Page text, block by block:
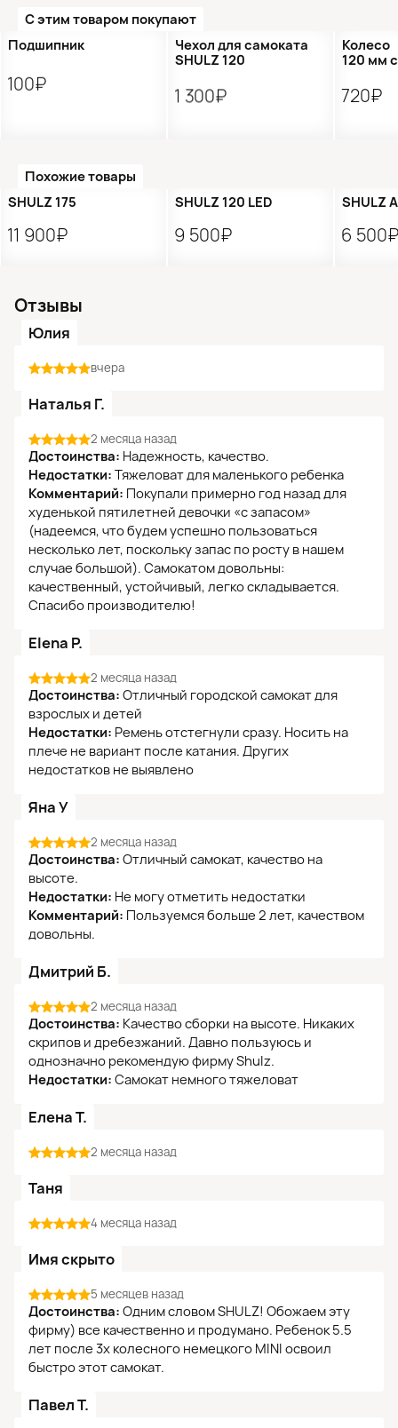
С этим товаром покупают
Подшипник
100₽
Чехол для самоката
SHULZ 120
1 300₽
Колесо
120 мм
720₽
Похожие товары
SHULZ 175
11 900₽
SHULZ 120 LED
9 500₽
SHULZ
6
Отзывы
Юлия
вчера
Наталья Г.
2 месяца назад
Достоинства: Надежность, качество.
Недостатки: Тяжеловат для маленького ребенка
Комментарий: Покупали примерно год назад для
худенькой пятилетней девочки «с запасом»
(надеемся, что будем успешно пользоваться
несколько лет, поскольку запас по росту в нашем
случае большой). Самокатом довольны:
качественный, устойчивый, легко складывается.
Спасибо производителю!
Elena P.
2 месяца назад
Достоинства: Отличный городской самокат для
взрослых и детей
Недостатки: Ремень отстегнули сразу. Носить на
плече не вариант после катания. Других
недостатков не выявлено
Яна У
2 месяца назад
Достоинства: Отличный самокат, качество на
высоте.
Недостатки: Не могу отметить недостатки
Комментарий: Пользуемся больше 2 лет, качеством
довольны.
Дмитрий Б.
2 месяца назад
Достоинства: Качество сборки на высоте. Никаких
скрипов и дребезжаний. Давно пользуюсь и
однозначно рекомендую фирму Shulz.
Недостатки: Самокат немного тяжеловат
Елена Т.
2 месяца назад
Таня
4 месяца назад
Имя скрыто
5 месяцев назад
Достоинства: Одним словом SHULZ! Обожаем эту
фирму) все качественно и продумано. Ребенок 5.5
лет после 3х колесного немецкого MINI освоил
быстро этот самокат.
Павел Т.